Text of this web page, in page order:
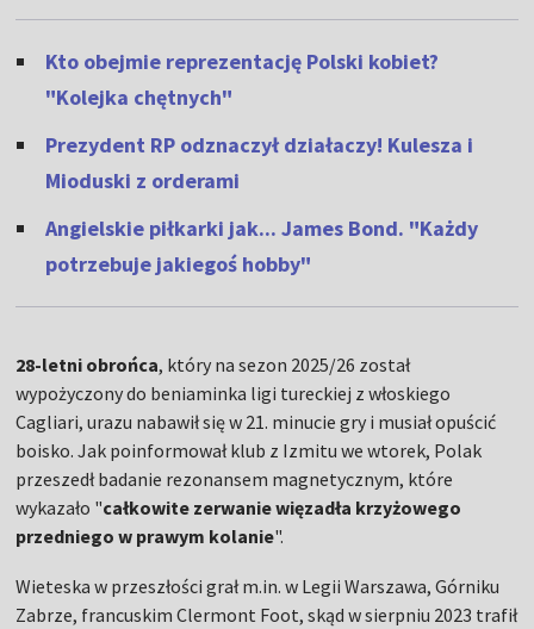
Kto obejmie reprezentację Polski kobiet?
"Kolejka chętnych"
Prezydent RP odznaczył działaczy! Kulesza i
Mioduski z orderami
Angielskie piłkarki jak... James Bond. "Każdy
potrzebuje jakiegoś hobby"
28-letni obrońca, który na sezon 2025/26 został
wypożyczony do beniaminka ligi tureckiej z włoskiego
Cagliari, urazu nabawił się w 21. minucie gry i musiał opuścić
boisko. Jak poinformował klub z Izmitu we wtorek, Polak
przeszedł badanie rezonansem magnetycznym, które
wykazało "całkowite zerwanie więzadła krzyżowego
przedniego w prawym kolanie".
Wieteska w przeszłości grał m.in. w Legii Warszawa, Górniku
Zabrze, francuskim Clermont Foot, skąd w sierpniu 2023 trafił